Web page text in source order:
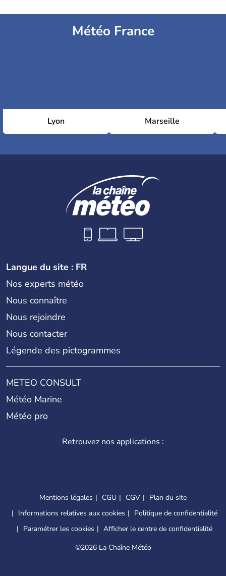
Météo France
Lyon Marseille
Langue du site : FR
Nos experts météo
Nous connaître
Nous rejoindre
Nous contacter
Légende des pictogrammes
METEO CONSULT
Météo Marine
Météo pro
Retrouvez nos applications :
Mentions légales CGU CGV
Plan du site
Informations relatives aux cookies
Politique de confidentialité
Paramétrer les cookies
Afficher le centre de confidentialité
©2026 La Chaîne Météo